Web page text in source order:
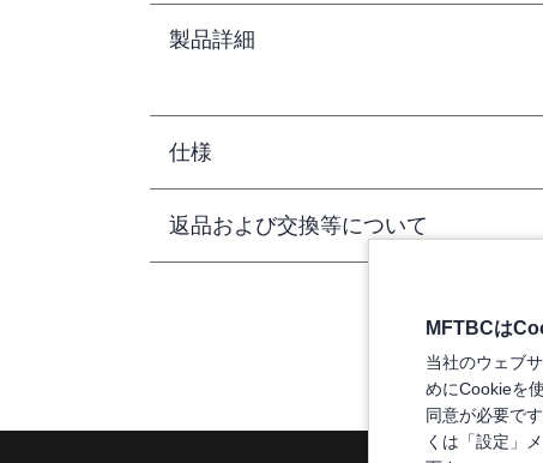
製品詳細
仕様
返品および交換等について
MFTBCは
当社のウェブ
めにCookieを
同意が必要で
くは「設定」